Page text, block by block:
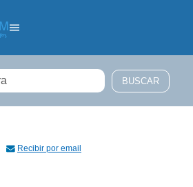
Recibir por email